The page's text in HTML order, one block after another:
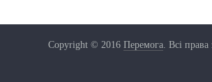
Copyright © 2016Перемога. Всі права